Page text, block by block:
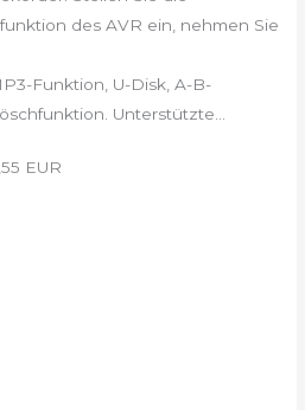
des AVR ein, nehmen Sie
Funktion, U-Disk, A-B-
Unterstützte...
EUR